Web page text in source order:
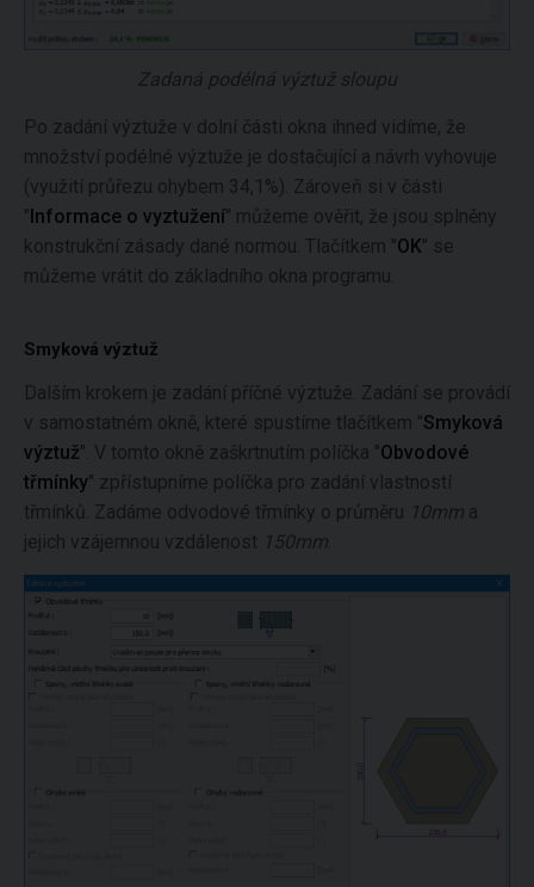
Zadaná podélná výztuž sloupu
Po zadání výztuže v dolní části okna ihned vidíme, že
množství podélné výztuže je dostačující a návrh vyhovuje
(využití průřezu ohybem 34,1%). Zároveň si v části
"Informace o vyztužení" můžeme ověřit, že jsou splněny
konstrukční zásady dané normou. Tlačítkem "OK" se
můžeme vrátit do základního okna programu.
Smyková výztuž
Dalším krokem je zadání příčné výztuže. Zadání se provádí
v samostatném okně, které spustíme tlačítkem "Smyková
výztuž". V tomto okně zaškrtnutím políčka "Obvodové
třmínky" zpřístupníme políčka pro zadání vlastností
třmínků. Zadáme odvodové třmínky o průměru 10mm a
jejich vzájemnou vzdálenost 150mm